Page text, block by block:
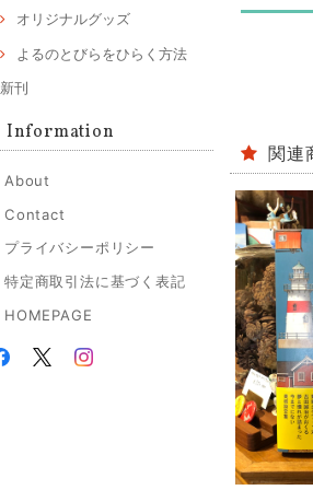
オリジナルグッズ
よるのとびらをひらく方法
新刊
Information
About
Contact
プライバシーポリシー
特定商取引法に基づく表記
HOMEPAGE
関連